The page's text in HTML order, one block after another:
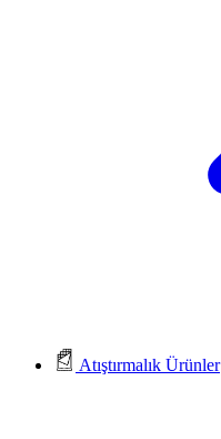
Atıştırmalık Ürünler